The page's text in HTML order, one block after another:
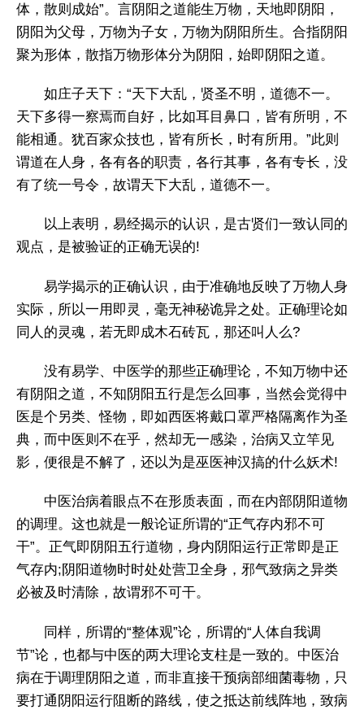
体，散则成始”。言阴阳之道能生万物，天地即阴阳，
阴阳为父母，万物为子女，万物为阴阳所生。合指阴阳
聚为形体，散指万物形体分为阴阳，始即阴阳之道。
如庄子天下：“天下大乱，贤圣不明，道德不一。
天下多得一察焉而自好，比如耳目鼻口，皆有所明，不
能相通。犹百家众技也，皆有所长，时有所用。”此则
谓道在人身，各有各的职责，各行其事，各有专长，没
有了统一号令，故谓天下大乱，道德不一。
以上表明，易经揭示的认识，是古贤们一致认同的
观点，是被验证的正确无误的!
易学揭示的正确认识，由于准确地反映了万物人身
实际，所以一用即灵，毫无神秘诡异之处。正确理论如
同人的灵魂，若无即成木石砖瓦，那还叫人么?
没有易学、中医学的那些正确理论，不知万物中还
有阴阳之道，不知阴阳五行是怎么回事，当然会觉得中
医是个另类、怪物，即如西医将戴口罩严格隔离作为圣
典，而中医则不在乎，然却无一感染，治病又立竿见
影，便很是不解了，还以为是巫医神汉搞的什么妖术!
中医治病着眼点不在形质表面，而在内部阴阳道物
的调理。这也就是一般论证所谓的“正气存内邪不可
干”。正气即阴阳五行道物，身内阴阳运行正常即是正
气存内;阴阳道物时时处处营卫全身，邪气致病之异类
必被及时清除，故谓邪不可干。
同样，所谓的“整体观”论，所谓的“人体自我调
节”论，也都与中医的两大理论支柱是一致的。中医治
病在于调理阴阳之道，而非直接干预病部细菌毒物，只
要打通阴阳运行阻断的路线，使之抵达前线阵地，致病